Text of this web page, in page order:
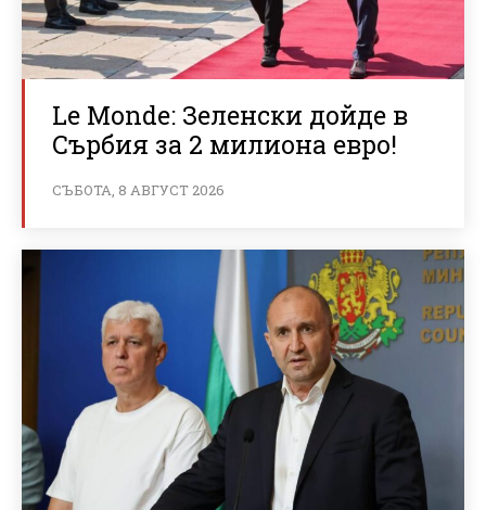
Le Monde: Зеленски дойде в
Сърбия за 2 милиона евро!
СЪБОТА, 8 АВГУСТ 2026